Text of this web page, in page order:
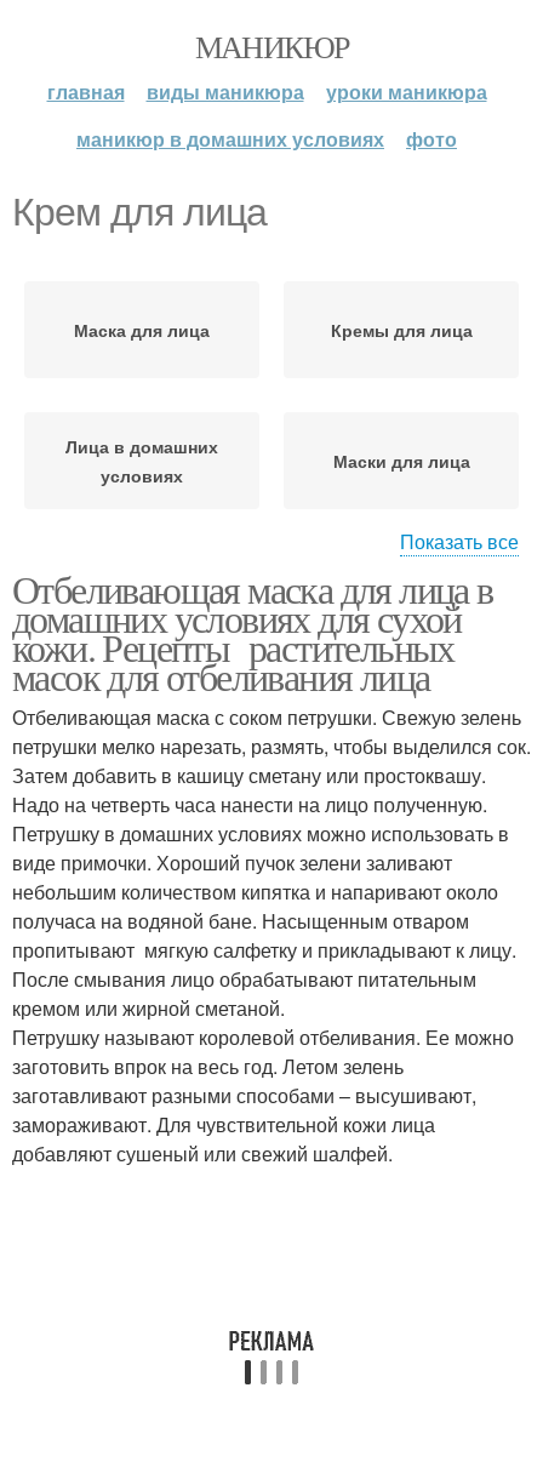
МАНИКЮР
главная виды маникюра
уроки маникюра
маникюр в домашних условиях
фото
Крем для лица
Маска для лица Кремы для лица
Лица в домашних
условиях
Маски для лица
Домашний крем Крем из йогурта
Косметика с лица
Показать все
Отбеливающая маска для лица в
домашних условиях для сухой
кожи. Рецепты растительных
масок для отбеливания лица
Отбеливающая маска с соком петрушки. Свежую зелень
петрушки мелко нарезать, размять, чтобы выделился сок.
Затем добавить в кашицу сметану или простоквашу.
Надо на четверть часа нанести на лицо полученную.
Петрушку в домашних условиях можно использовать в
виде примочки. Хороший пучок зелени заливают
небольшим количеством кипятка и напаривают около
получаса на водяной бане. Насыщенным отваром
пропитывают мягкую салфетку и прикладывают к лицу.
После смывания лицо обрабатывают питательным
кремом или жирной сметаной.
Петрушку называют королевой отбеливания. Ее можно
заготовить впрок на весь год. Летом зелень
заготавливают разными способами – высушивают,
замораживают. Для чувствительной кожи лица
добавляют сушеный или свежий шалфей.